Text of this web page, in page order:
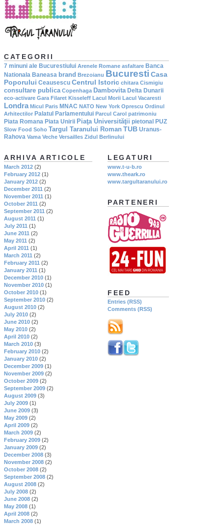
CATEGORII
7 minuni ale Bucurestiului Arenele Romane asfaltare Banca
Nationala Baneasa brand Brezoianu Bucuresti Casa
Poporului Ceausescu Centrul Istoric chitara Cismigiu
consultare publica Copenhaga Dambovita Delta Dunarii
eco-activare Gara Filaret Kisseleff Lacul Morii Lacul Vacaresti
Londra Micul Paris MNAC NATO New York Oprescu Ordinul
Arhitectilor Palatul Parlamentului Parcul Carol patrimoniu
Piata Romana Piata Unirii Piaţa Universităţii pietonal PUZ
Slow Food Soho Targul Taranului Roman TUB Uranus-
Rahova Vama Veche Versailles Zidul Berlinului
LEGATURI
www.t-u-b.ro
www.theark.ro
www.targultaranului.ro
PARTENERI
FEED
Entries (RSS)
Comments (RSS)
ARHIVA ARTICOLE
March 2012 (2)
February 2012 (1)
January 2012 (2)
December 2011 (2)
November 2011 (1)
October 2011 (2)
September 2011 (2)
August 2011 (1)
July 2011 (1)
June 2011 (2)
May 2011 (2)
April 2011 (1)
March 2011 (2)
February 2011 (2)
January 2011 (1)
December 2010 (1)
November 2010 (1)
October 2010 (1)
September 2010 (2)
August 2010 (2)
July 2010 (2)
June 2010 (2)
May 2010 (2)
April 2010 (2)
March 2010 (3)
February 2010 (2)
January 2010 (2)
December 2009 (1)
November 2009 (2)
October 2009 (2)
September 2009 (2)
August 2009 (3)
July 2009 (1)
June 2009 (3)
May 2009 (2)
April 2009 (2)
March 2009 (2)
February 2009 (2)
January 2009 (2)
December 2008 (3)
November 2008 (2)
October 2008 (2)
September 2008 (2)
August 2008 (2)
July 2008 (2)
June 2008 (2)
May 2008 (1)
April 2008 (2)
March 2008 (1)